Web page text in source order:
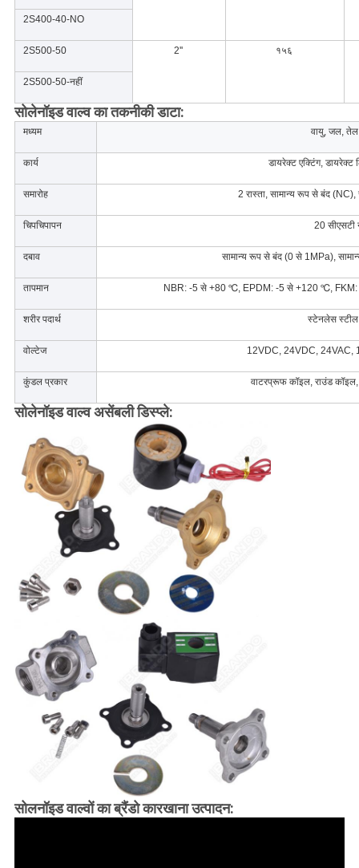
2S400-40-NO
2S500-50 2'' १५६
2S500-50-नहीं
सोलेनॉइड वाल्व का तकनीकी डाटा:
मध्यम वायु, जल,
कार्य डायरेक्ट एक्टिंग, डायरेक्ट
समारोह 2 रास्ता, सामान्य रूप से बंद
चिपचिपापन 20 सीएसटी
दबाव सामान्य रूप से बंद (0 से 1MPa),
तापमान NBR: -5 से +80 ℃, EPDM: -5 से +120 ℃,
शरीर पदार्थ स्टेनलेस
वोल्टेज 12VDC, 24VDC, 24VAC,
कुंडल प्रकार वाटरप्रूफ कॉइल, राउंड
सोलेनॉइड वाल्व असेंबली डिस्प्ले:
सोलनॉइड वाल्वों का ब्रैंडो कारखाना उत्पादन: